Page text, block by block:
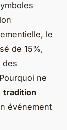
le
de 15%,
des
ne
tradition
événement